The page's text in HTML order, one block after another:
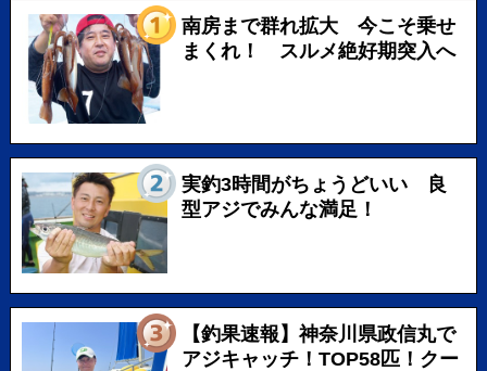
南房まで群れ拡大 今こそ乗せ
まくれ！ スルメ絶好期突入へ
実釣3時間がちょうどいい 良
型アジでみんな満足！
【釣果速報】神奈川県政信丸で
アジキャッチ！TOP58匹！クー